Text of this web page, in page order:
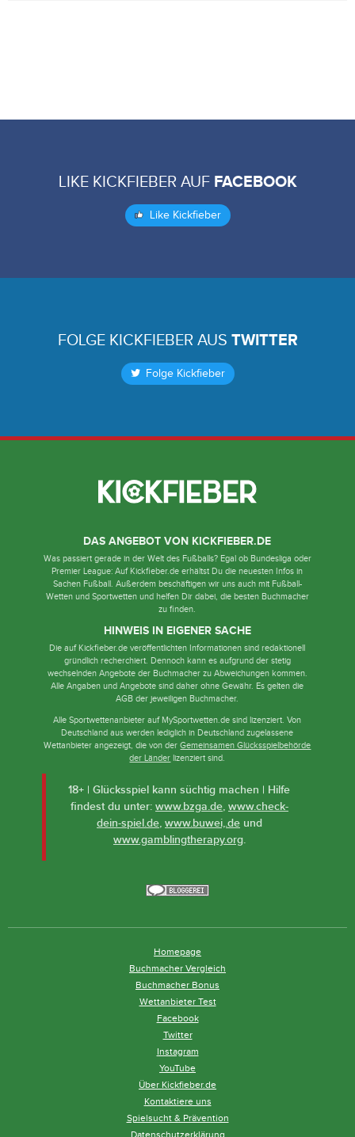
LIKE KICKFIEBER AUF FACEBOOK
Like Kickfieber
FOLGE KICKFIEBER AUS TWITTER
Folge Kickfieber
DAS ANGEBOT VON KICKFIEBER.DE
Was passiert gerade in der Welt des Fußballs? Egal ob Bundesliga oder
Premier League: Auf Kickfieber.de erhältst Du die neuesten Infos in
Sachen Fußball. Außerdem beschäftigen wir uns auch mit Fußball-
Wetten und Sportwetten und helfen Dir dabei, die besten Buchmacher
zu finden.
HINWEIS IN EIGENER SACHE
Die auf Kickfieber.de veröffentlichten Informationen sind redaktionell
gründlich recherchiert. Dennoch kann es aufgrund der stetig
wechselnden Angebote der Buchmacher zu Abweichungen kommen.
Alle Angaben und Angebote sind daher ohne Gewähr. Es gelten die
AGB der jeweiligen Buchmacher.
Alle Sportwettenanbieter auf MySportwetten.de sind lizenziert. Von
Deutschland aus werden lediglich in Deutschland zugelassene
Wettanbieter angezeigt, die von derGemeinsamen Glücksspielbehörde
der Länder lizenziert sind.
18+ | Glücksspiel kann süchtig machen | Hilfe
findest du unter: www.bzga.de, www.check-
dein-spiel.de, www.buwei,.deund
www.gamblingtherapy.org.
Homepage
Buchmacher Vergleich
Buchmacher Bonus
Wettanbieter Test
Facebook
Twitter
Instagram
YouTube
Über Kickfieber.de
Kontaktiere uns
Spielsucht & Prävention
Datenschutzerklärung